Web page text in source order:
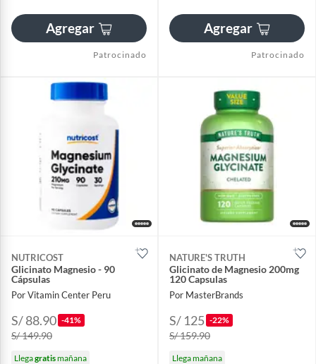
Agregar
Patrocinado
Agregar
Patrocinado
NUTRICOST
Glicinato Magnesio - 90
Cápsulas
Por Vitamin Center Peru
S/ 88.90 -41%
S/ 149.90
Llegagratismañana
NATURE'S TRUTH
Glicinato de Magnesio 200mg
120 Capsulas
Por MasterBrands
S/ 125 -22%
S/ 159.90
Llega mañana